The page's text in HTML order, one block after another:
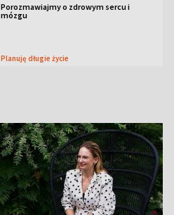
Porozmawiajmy o zdrowym sercu i
mózgu
Planuję długie życie